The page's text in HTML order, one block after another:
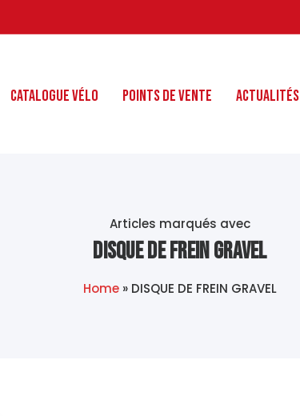
Catalogue Vélo Points de Vente Actualités
Articles marqués avec
DISQUE DE FREIN GRAVEL
Home » DISQUE DE FREIN GRAVEL